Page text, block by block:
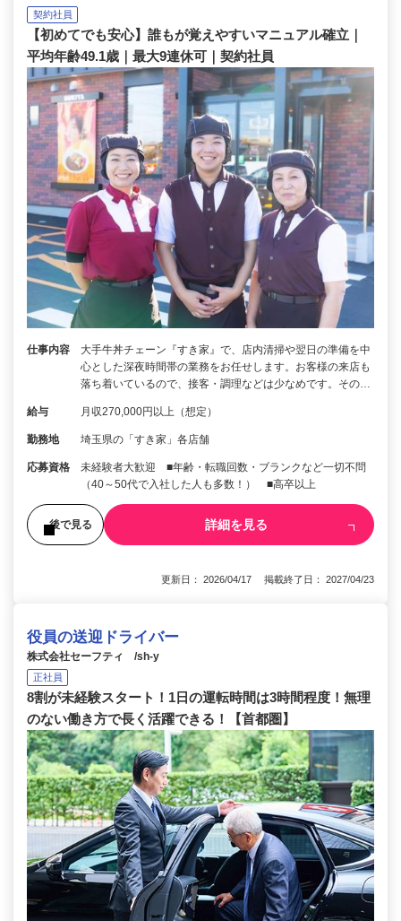
契約社員
【初めてでも安心】誰もが覚えやすいマニュアル確立｜
平均年齢49.1歳｜最大9連休可｜契約社員
仕事内容
大手牛丼チェーン『すき家』で、店内清掃や翌日の準備を中
心とした深夜時間帯の業務をお任せします。お客様の来店も
落ち着いているので、接客・調理などは少なめです。その…
給与 月収270,000円以上（想定）
勤務地 埼玉県の「すき家」各店舗
応募資格
未経験者大歓迎 ■年齢・転職回数・ブランクなど一切不問
（40～50代で入社した人も多数！） ■高卒以上
後で見る 詳細を見る
更新日： 2026/04/17 掲載終了日： 2027/04/23
役員の送迎ドライバー
株式会社セーフティ /sh-y
正社員
8割が未経験スタート！1日の運転時間は3時間程度！無理
のない働き方で長く活躍できる！【首都圏】